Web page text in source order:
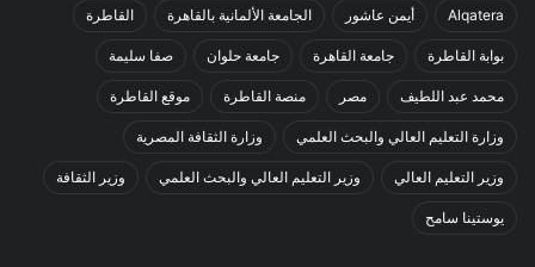
Alqatera أيمن عاشور الجامعة الألمانية بالقاهرة القاطرة
بوابة القاطرة جامعة القاهرة جامعة حلوان صفا سليمة
محمد عبد اللطيف مصر منصة القاطرة موقع القاطرة
وزارة التعليم العالي والبحث العلمي وزارة الثقافة المصرية
وزير التعليم العالي وزير التعليم العالي والبحث العلمي وزير الثقافة
يوستينا سامح